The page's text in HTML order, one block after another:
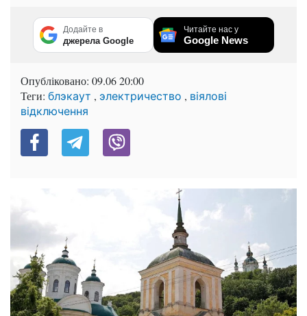
Додайте в
джерела Google
Читайте нас у
Google News
Опубліковано: 09.06 20:00
Теги: блэкаут , электричество , віялові
відключення